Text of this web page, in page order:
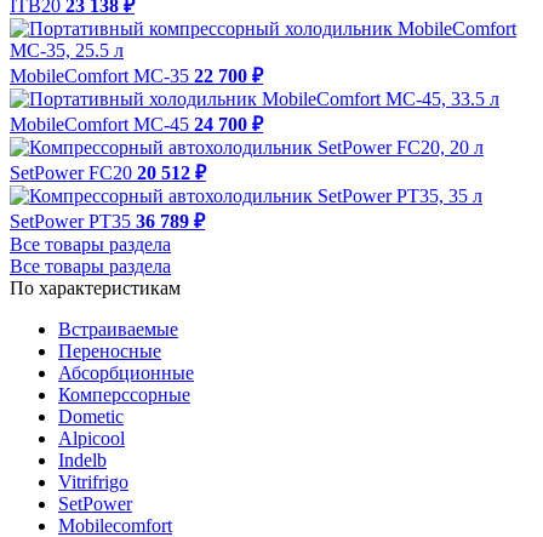
ITB20 23 138 ₽
MobileComfort MC-35 22 700 ₽
MobileComfort MC-45 24 700 ₽
SetPower FC20 20 512 ₽
SetPower PT35 36 789 ₽
Все товары раздела
Все товары раздела
По характеристикам
Встраиваемые
Переносные
Абсорбционные
Комперссорные
Dometic
Alpicool
Indelb
Vitrifrigo
SetPower
Mobilecomfort